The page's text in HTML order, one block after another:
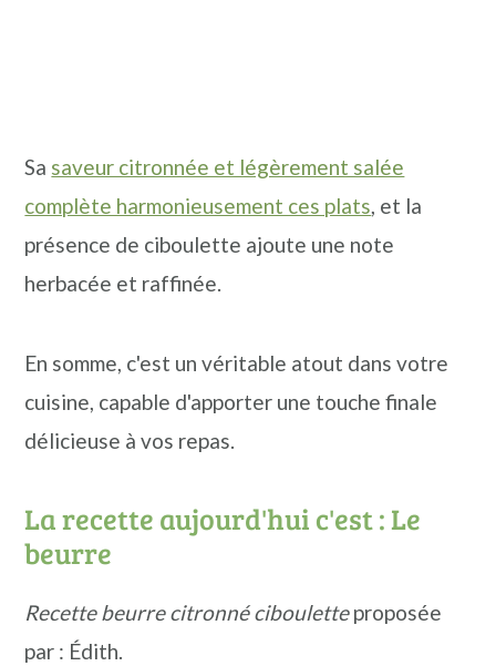
Sa saveur citronnée et légèrement salée
complète harmonieusement ces plats, et la
présence de ciboulette ajoute une note
herbacée et raffinée.
En somme, c'est un véritable atout dans votre
cuisine, capable d'apporter une touche finale
délicieuse à vos repas.
La recette aujourd'hui c'est : Le
beurre
Recette beurre citronné cibouletteproposée
par : Édith.